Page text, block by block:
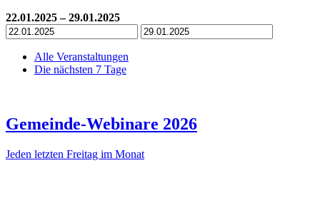
22.01.2025 – 29.01.2025
Alle Veranstaltungen
Die nächsten 7 Tage
Gemeinde-Webinare 2026
Jeden letzten Freitag im Monat